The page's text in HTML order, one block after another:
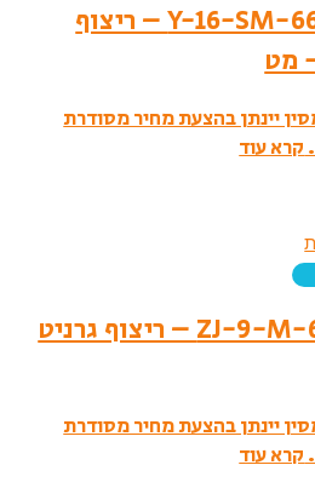
Y-16-SM-6606-29.7×60 – ריצוף
מט
יינתן בהצעת מחיר מסודרת
קרא עוד
ZJ-9-M-6604-90×90 – ריצוף גרניט
יינתן בהצעת מחיר מסודרת
קרא עוד